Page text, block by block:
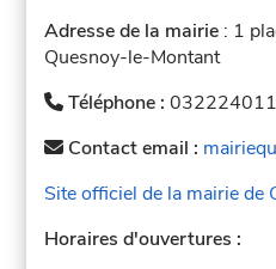
Adresse de la mairie : 1
Quesnoy-le-Montant
Téléphone :
Contact email :
Site officiel de la mairie de
Horaires d'ouvertures :